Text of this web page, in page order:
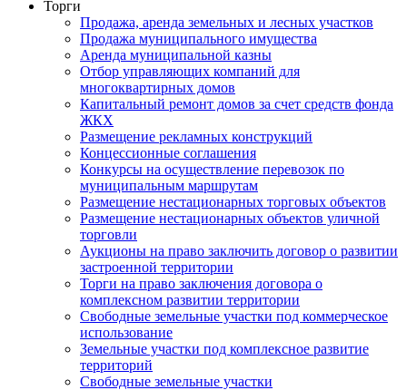
Торги
Продажа, аренда земельных и лесных участков
Продажа муниципального имущества
Аренда муниципальной казны
Отбор управляющих компаний для
многоквартирных домов
Капитальный ремонт домов за счет средств фонда
ЖКХ
Размещение рекламных конструкций
Концессионные соглашения
Конкурсы на осуществление перевозок по
муниципальным маршрутам
Размещение нестационарных торговых объектов
Размещение нестационарных объектов уличной
торговли
Аукционы на право заключить договор о развитии
застроенной территории
Торги на право заключения договора о
комплексном развитии территории
Свободные земельные участки под коммерческое
использование
Земельные участки под комплексное развитие
территорий
Свободные земельные участки